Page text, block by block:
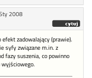
2008
zadowalający (prawie).
syfy związane m.in. z
fazy suszenia, co powinno
wyjściowego.